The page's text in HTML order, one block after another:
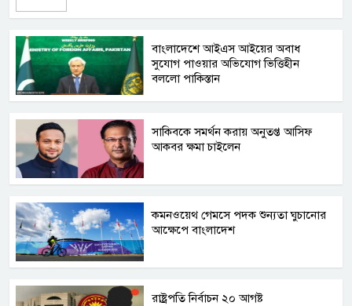
বাংলাদেশে আইএস আইয়ের অবাধ
সুযোগ পাওয়ার অভিযোগ ভিত্তিহীন
বললো পাকিস্তান
সাকিবকে সমর্থন করায় অনুতপ্ত আসিফ
আকবর ক্ষমা চাইলেন
কমনওয়েথ গেমসে পদক শুন্যতা ঘুচানোর
আক্ষেপে বাংলাদেশ
রাষ্ট্রপতি নির্বাচন ২০ আগষ্ট